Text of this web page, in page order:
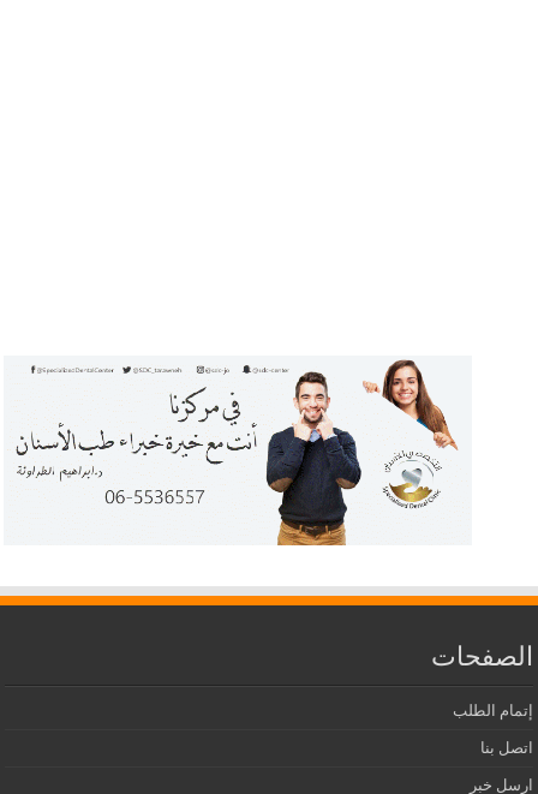
الصفحات
إتمام الطلب
اتصل بنا
ارسل خبر